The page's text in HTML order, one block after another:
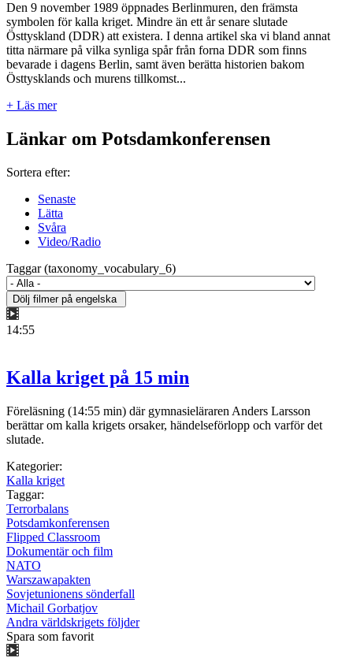
Den 9 november 1989 öppnades Berlinmuren, den främsta
symbolen för kalla kriget. Mindre än ett år senare slutade
Östtyskland (DDR) att existera. I denna artikel ska vi bland annat
titta närmare på vilka synliga spår från forna DDR som finns
bevarade i dagens Berlin, samt även berätta historien bakom
Östtysklands och murens tillkomst...
+ Läs mer
Länkar om Potsdamkonferensen
Sortera efter:
Senaste
Lätta
Svåra
Video/Radio
Taggar (taxonomy_vocabulary_6)
14:55
Kalla kriget på 15 min
Föreläsning (14:55 min) där gymnasieläraren Anders Larsson
berättar om kalla krigets orsaker, händelseförlopp och varför det
slutade.
Kategorier:
Kalla kriget
Taggar:
Terrorbalans
Potsdamkonferensen
Flipped Classroom
Dokumentär och film
NATO
Warszawapakten
Sovjetunionens sönderfall
Michail Gorbatjov
Andra världskrigets följder
Spara som favorit